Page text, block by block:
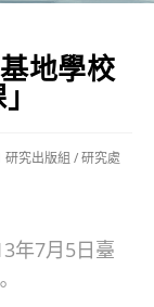
地學校
研究出版組 /研究處
年7月5日臺